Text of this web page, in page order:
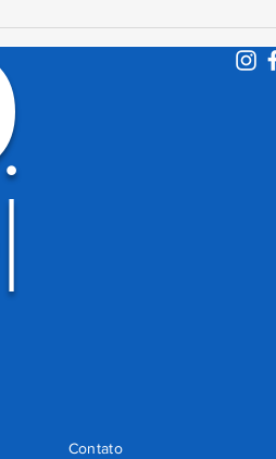
Contato